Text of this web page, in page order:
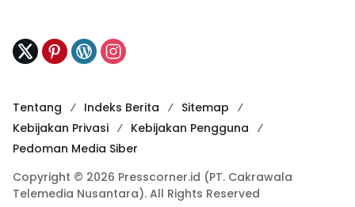
Tentang Indeks Berita
Sitemap
Kebijakan Privasi
Kebijakan Pengguna
Pedoman Media Siber
Copyright © 2026 Presscorner.id (PT. Cakrawala
Telemedia Nusantara). All Rights Reserved